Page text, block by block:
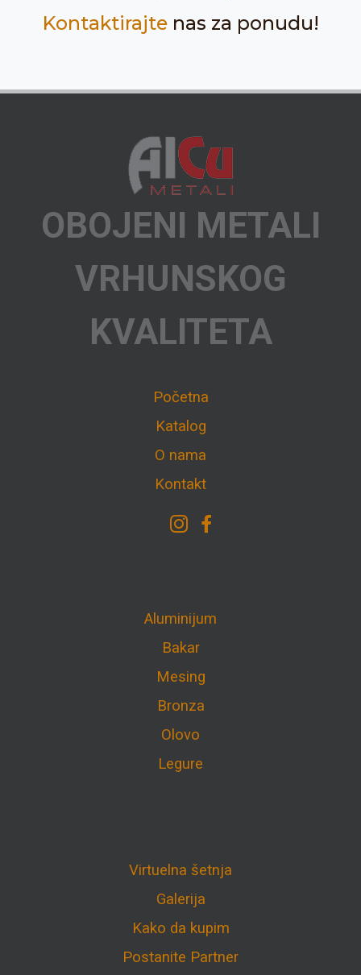
Kontaktirajtenas za ponudu!
OBOJENI METALI
VRHUNSKOG
KVALITETA
Početna
Katalog
O nama
Kontakt
Aluminijum
Bakar
Mesing
Bronza
Olovo
Legure
Virtuelna šetnja
Galerija
Kako da kupim
Postanite Partner